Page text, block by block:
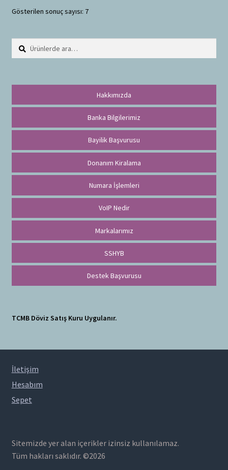
Gösterilen sonuç sayısı: 7
Ara:
Hakkımızda
Banka Bilgilerimiz
Bayilik Başvurusu
Donanım Kiralama
Numara İşlemleri
VoIP Nedir
Markalarımız
SSHYB
Destek Başvurusu
TCMB Döviz Satış Kuru Uygulanır.
İletişim
Hesabım
Sepet
Sitemizde yer alan içerikler izinsiz kullanılamaz.
Tüm hakları saklıdır. ©2026